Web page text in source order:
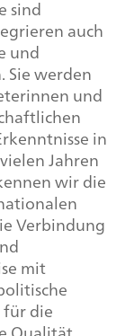
sind
auch
und
Sie werden
und
in
Jahren
wir die
Verbindung
mit
die